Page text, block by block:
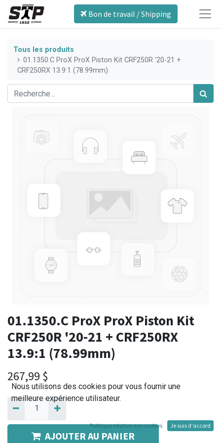
Bon de travail / Shipping
Tous les produits
01.1350.C ProX ProX Piston Kit CRF250R '20-21 +
CRF250RX 13.9:1 (78.99mm)
01.1350.C ProX ProX Piston Kit
CRF250R '20-21 + CRF250RX
13.9:1 (78.99mm)
267,99 $
AJOUTER AU PANIER
Nous utilisons des cookies pour vous fournir une
meilleure expérience utilisateur.
Politique relative aux cookies Je suis d'accord